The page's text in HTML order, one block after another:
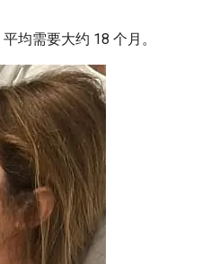
均需要大约 18 个月。